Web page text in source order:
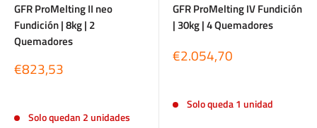
GFR ProMelting II neo
Fundición | 8kg | 2
Quemadores
Precio
de
€823,53
Solo quedan 2 unidades
GFR ProMelting IV Fundición
| 30kg | 4 Quemadores
Precio
de
€2.054,70
Solo queda 1 unidad